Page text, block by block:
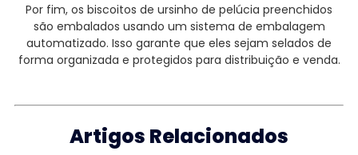
Por fim, os biscoitos de ursinho de pelúcia preenchidos
são embalados usando um sistema de embalagem
automatizado. Isso garante que eles sejam selados de
forma organizada e protegidos para distribuição e venda.
Artigos Relacionados